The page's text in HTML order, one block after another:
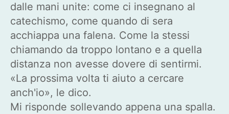
dalle mani unite: come ci insegnano al
catechismo, come quando di sera
acchiappa una falena. Come la stessi
chiamando da troppo lontano e a quella
distanza non avesse dovere di sentirmi.
«La prossima volta ti aiuto a cercare
anch'io», le dico.
Mi risponde sollevando appena una spalla.